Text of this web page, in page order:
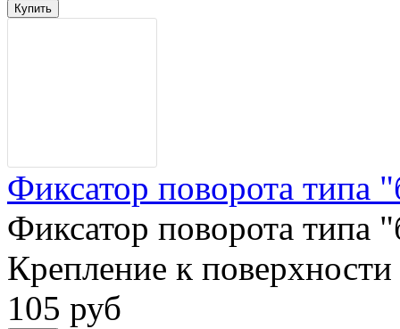
Фиксатор поворота типа
Фиксатор поворота типа
Крепление к
105 руб